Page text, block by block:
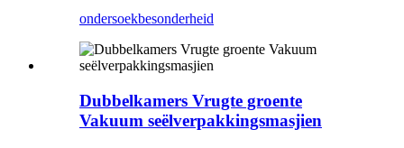
ondersoekbesonderheid
Dubbelkamers Vrugte groente
Vakuum seëlverpakkingsmasjien